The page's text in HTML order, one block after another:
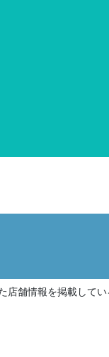
舗情報を掲載してい